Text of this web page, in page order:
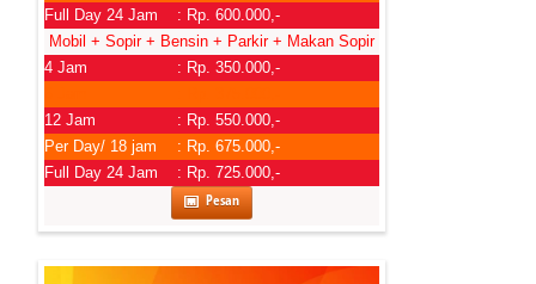
Full Day 24 Jam
: Rp. 600.000,-
Mobil + Sopir + Bensin + Parkir + Makan Sopir
4 Jam
: Rp. 350.000,-
12 Jam
: Rp. 550.000,-
Per Day/ 18 jam
: Rp. 675.000,-
Full Day 24 Jam
: Rp. 725.000,-
Pesan